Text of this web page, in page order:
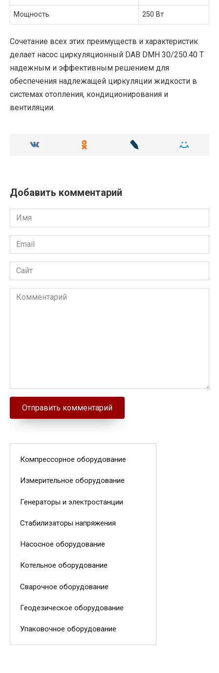
Мощность 250 Вт
Сочетание всех этих преимуществ и характеристик
делает насос циркуляционный DAB DMH 30/250.40 T
надежным и эффективным решением для
обеспечения надлежащей циркуляции жидкости в
системах отопления, кондиционирования и
вентиляции.
Добавить комментарий
Имя
Email
Сайт
Комментарий
Компрессорное оборудование
Измерительное оборудование
Генераторы и электростанции
Стабилизаторы напряжения
Насосное оборудование
Котельное оборудование
Сварочное оборудование
Геодезическое оборудование
Упаковочное оборудование